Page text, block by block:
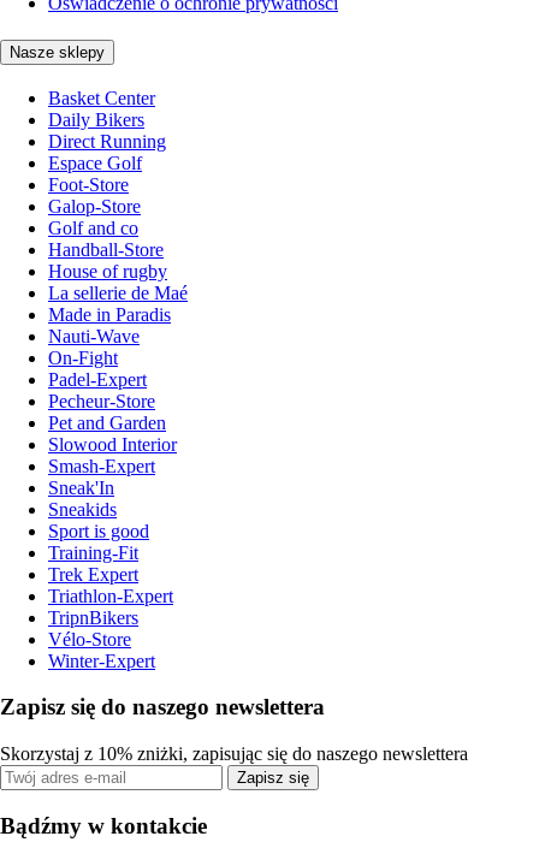
Nasze sklepy
Basket Center
Daily Bikers
Direct Running
Espace Golf
Foot-Store
Galop-Store
Golf and co
Handball-Store
House of rugby
La sellerie de Maé
Made in Paradis
Nauti-Wave
On-Fight
Padel-Expert
Pecheur-Store
Pet and Garden
Slowood Interior
Smash-Expert
Sneak'In
Sneakids
Sport is good
Training-Fit
Trek Expert
Triathlon-Expert
TripnBikers
Vélo-Store
Winter-Expert
Zapisz się do naszego newslettera
Skorzystaj z 10% zniżki, zapisując się do naszego newslettera
Zapisz się
Bądźmy w kontakcie